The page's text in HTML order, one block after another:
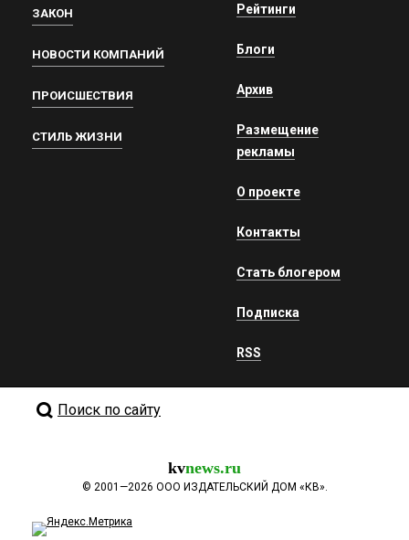
ЗАКОН
НОВОСТИ КОМПАНИЙ
ПРОИСШЕСТВИЯ
СТИЛЬ ЖИЗНИ
Рейтинги
Блоги
Архив
Размещение
рекламы
О проекте
Контакты
Стать блогером
Подписка
RSS
Поиск по сайту
kvnews.ru
© 2001—2026 ООО ИЗДАТЕЛЬСКИЙ ДОМ «КВ».